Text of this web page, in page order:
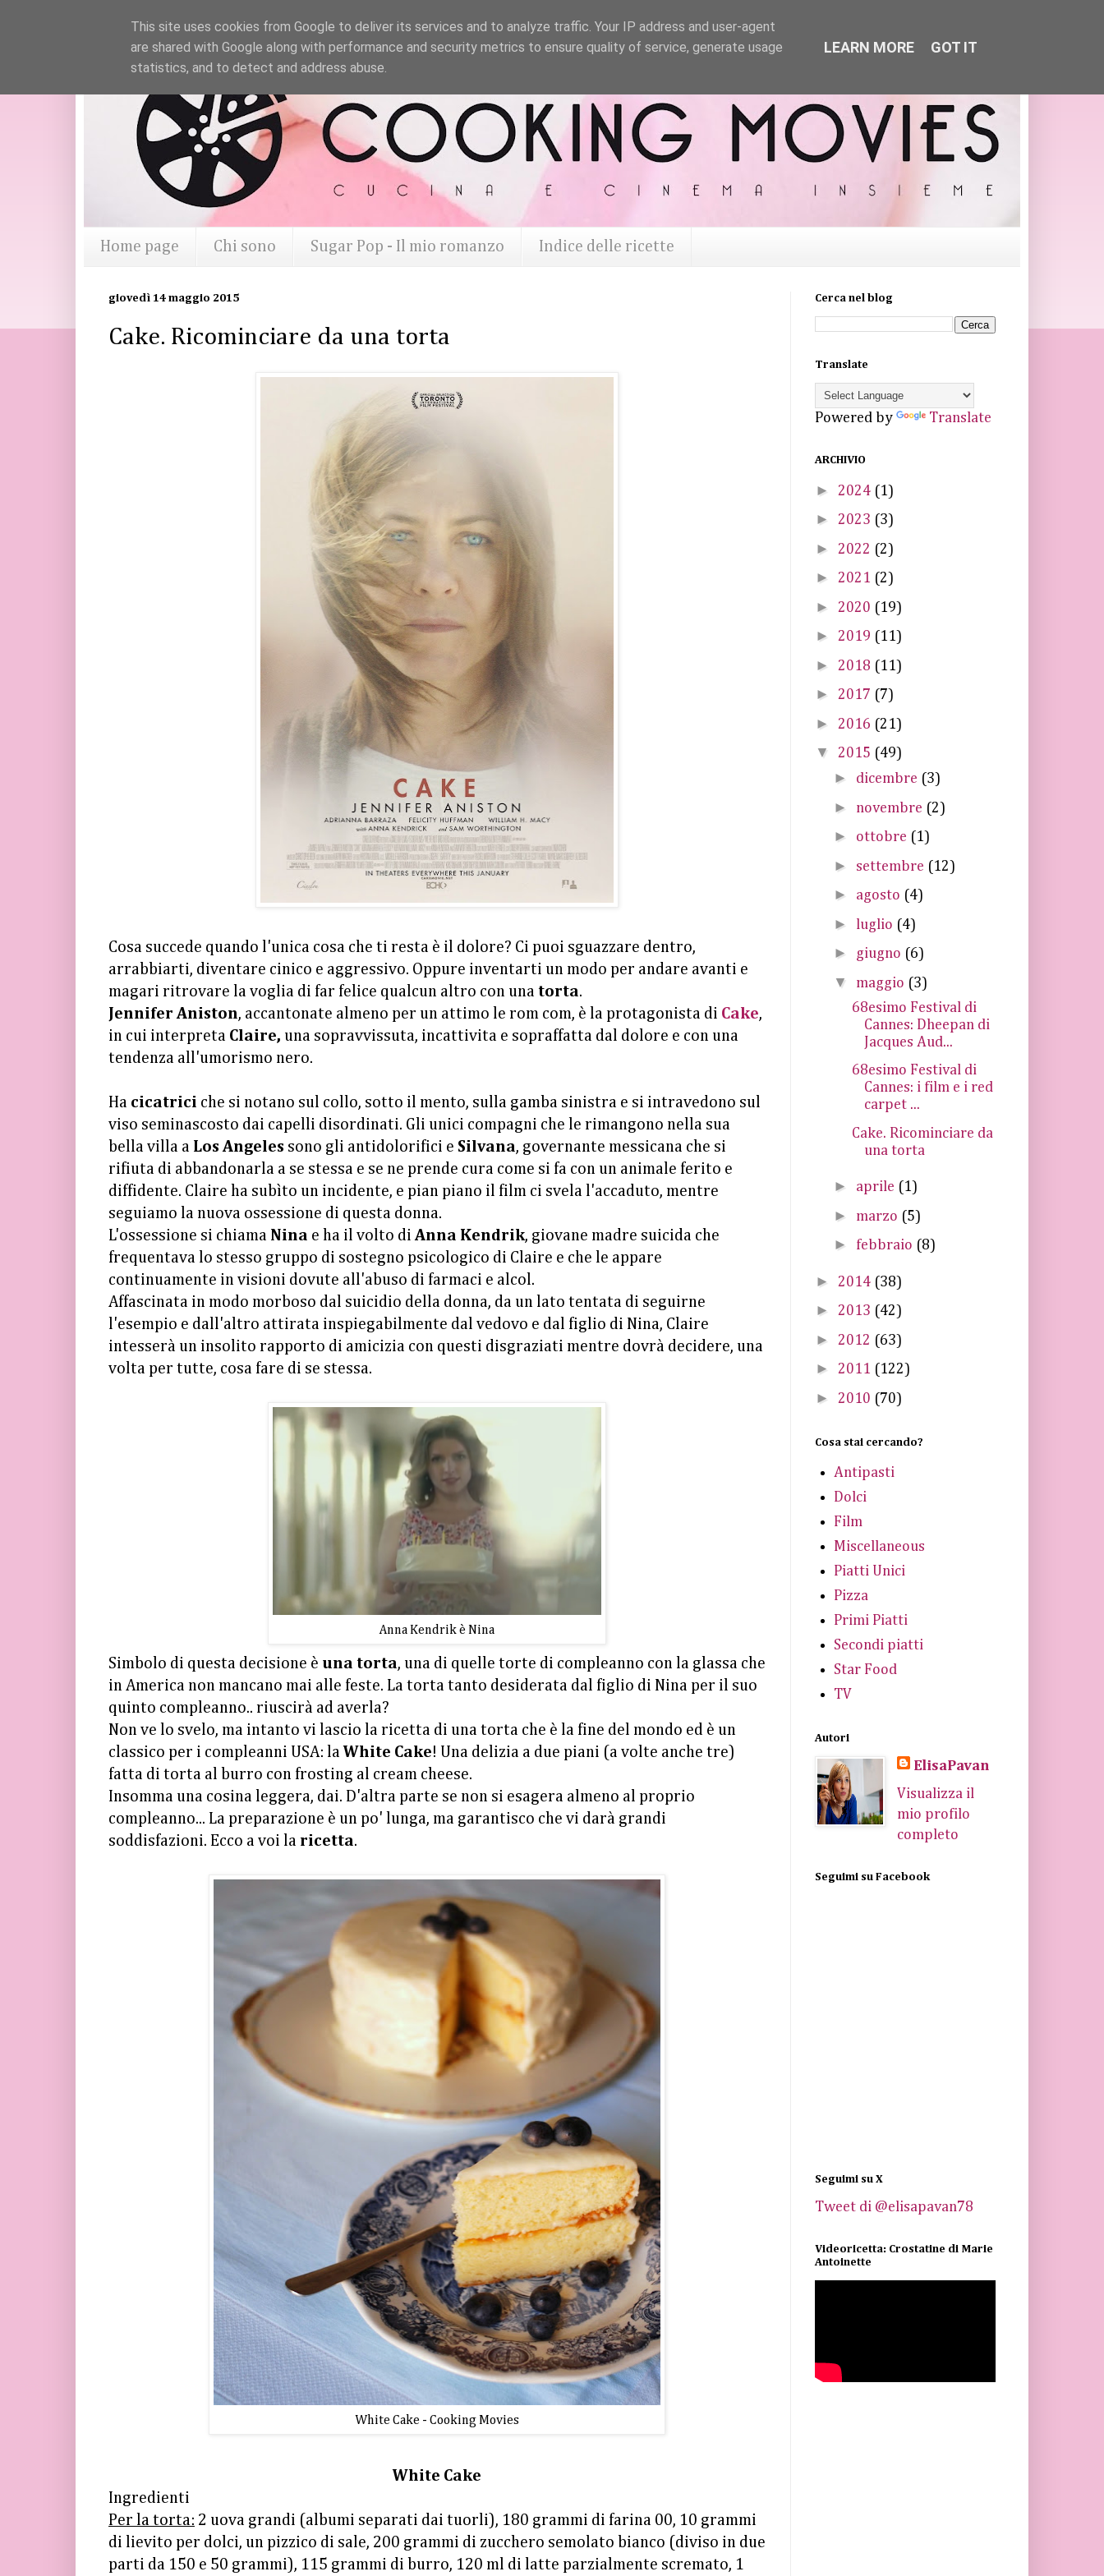
Home page Chi sono Sugar Pop - Il mio romanzo Indice delle ricette
giovedì 14 maggio 2015
Cake. Ricominciare da una torta
Cosa succede quando l'unica cosa che ti resta è il dolore? Ci puoi sguazzare dentro,
arrabbiarti, diventare cinico e aggressivo. Oppure inventarti un modo per andare avanti e
magari ritrovare la voglia di far felice qualcun altro con una torta.
Jennifer Aniston, accantonate almeno per un attimo le rom com, è la protagonista di Cake,
in cui interpreta Claire, una sopravvissuta, incattivita e sopraffatta dal dolore e con una
tendenza all'umorismo nero.
Ha cicatrici che si notano sul collo, sotto il mento, sulla gamba sinistra e si intravedono sul
viso seminascosto dai capelli disordinati. Gli unici compagni che le rimangono nella sua
bella villa a Los Angeles sono gli antidolorifici e Silvana, governante messicana che si
rifiuta di abbandonarla a se stessa e se ne prende cura come si fa con un animale ferito e
diffidente. Claire ha subìto un incidente, e pian piano il film ci svela l'accaduto, mentre
seguiamo la nuova ossessione di questa donna.
L'ossessione si chiama Nina e ha il volto di Anna Kendrik, giovane madre suicida che
frequentava lo stesso gruppo di sostegno psicologico di Claire e che le appare
continuamente in visioni dovute all'abuso di farmaci e alcol.
Affascinata in modo morboso dal suicidio della donna, da un lato tentata di seguirne
l'esempio e dall'altro attirata inspiegabilmente dal vedovo e dal figlio di Nina, Claire
intesserà un insolito rapporto di amicizia con questi disgraziati mentre dovrà decidere, una
volta per tutte, cosa fare di se stessa.
Anna Kendrik è Nina
Simbolo di questa decisione è una torta, una di quelle torte di compleanno con la glassa che
in America non mancano mai alle feste. La torta tanto desiderata dal figlio di Nina per il suo
quinto compleanno.. riuscirà ad averla?
Non ve lo svelo, ma intanto vi lascio la ricetta di una torta che è la fine del mondo ed è un
classico per i compleanni USA: la White Cake! Una delizia a due piani (a volte anche tre)
fatta di torta al burro con frosting al cream cheese.
Insomma una cosina leggera, dai. D'altra parte se non si esagera almeno al proprio
compleanno... La preparazione è un po' lunga, ma garantisco che vi darà grandi
soddisfazioni. Ecco a voi la ricetta.
White Cake - Cooking Movies
White Cake
Ingredienti
Per la torta: 2 uova grandi (albumi separati dai tuorli), 180 grammi di farina 00, 10 grammi
di lievito per dolci, un pizzico di sale, 200 grammi di zucchero semolato bianco (diviso in due
parti da 150 e 50 grammi), 115 grammi di burro, 120 ml di latte parzialmente scremato, 1
Cerca nel blog
Translate
Powered by Translate
ARCHIVIO
► 2024 (1)
► 2023 (3)
► 2022 (2)
► 2021 (2)
► 2020 (19)
► 2019 (11)
► 2018 (11)
► 2017 (7)
► 2016 (21)
▼ 2015 (49)
► dicembre (3)
► novembre (2)
► ottobre (1)
► settembre (12)
► agosto (4)
► luglio (4)
► giugno (6)
▼ maggio (3)
68esimo Festival di
Cannes: Dheepan di
Jacques Aud...
68esimo Festival di
Cannes: i film e i red
carpet ...
Cake. Ricominciare da
una torta
► aprile (1)
► marzo (5)
► febbraio (8)
► 2014 (38)
► 2013 (42)
► 2012 (63)
► 2011 (122)
► 2010 (70)
Cosa stai cercando?
Antipasti
Dolci
Film
Miscellaneous
Piatti Unici
Pizza
Primi Piatti
Secondi piatti
Star Food
TV
Autori
ElisaPavan
Visualizza il
mio profilo
completo
Seguimi su Facebook
Seguimi su X
Tweet di @elisapavan78
Videoricetta: Crostatine di Marie
Antoinette
This site uses cookies from Google to deliver its services and to analyze traffic. Your IP address and user-agent
are shared with Google along with performance and security metrics to ensure quality of service, generate usage
statistics, and to detect and address abuse.
LEARN MORE GOT IT